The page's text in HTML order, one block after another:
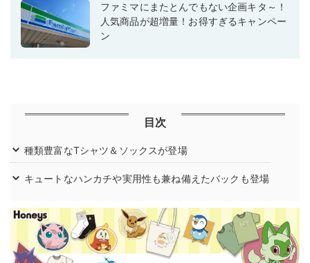
ファミマにまたとんでもない企画キタ～！
人気商品が超増量！お得すぎるキャンペー
ン
目次
種類豊富なTシャツ＆ソックスが登場
キュートなハンカチや実用性も兼ね備えたバックも登場